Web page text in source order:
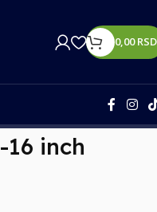
0,00RSD
inch